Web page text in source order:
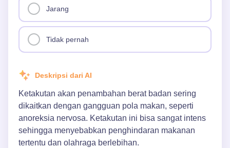
Jarang
Tidak pernah
Deskripsi dari AI
Ketakutan akan penambahan berat badan sering
dikaitkan dengan gangguan pola makan, seperti
anoreksia nervosa. Ketakutan ini bisa sangat intens
sehingga menyebabkan penghindaran makanan
tertentu dan olahraga berlebihan.